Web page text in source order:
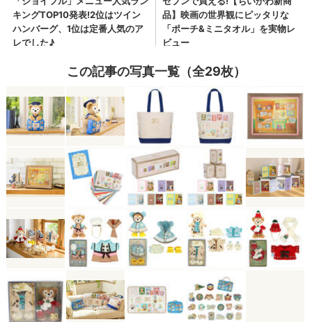
この記事の写真一覧（全29枚）